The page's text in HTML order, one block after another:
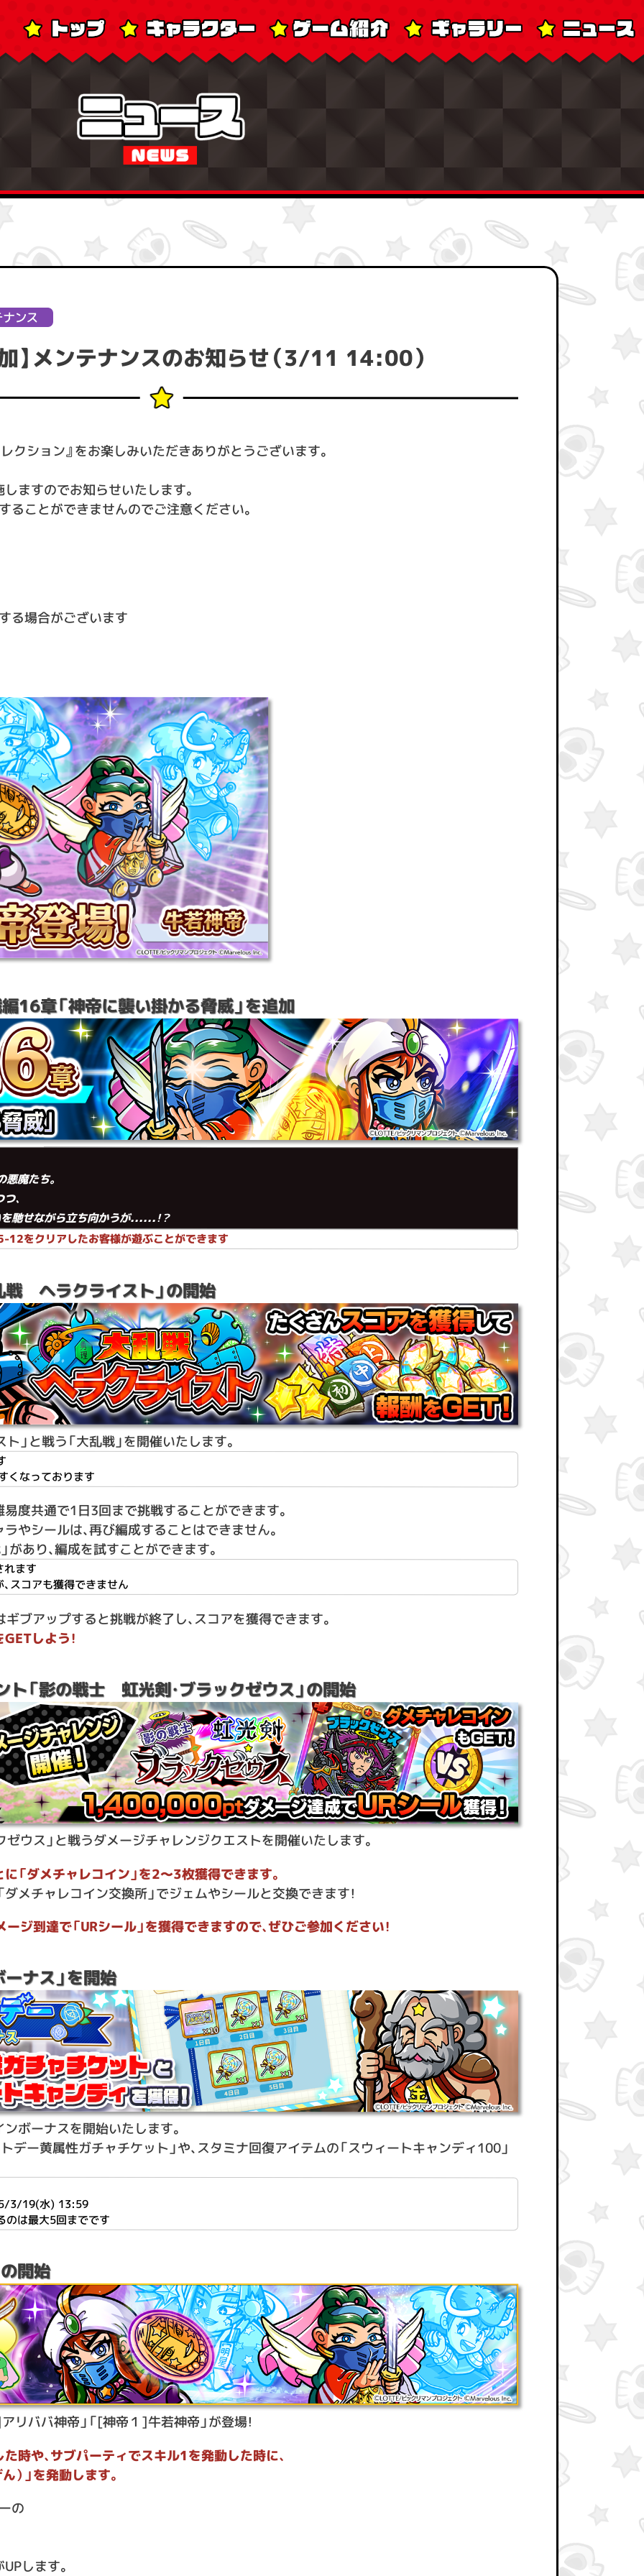
】メンテナンスのお知らせ（3/11 14:00）
クション』をお楽しみいただきありがとうございます。
ますのでお知らせいたします。
ことができませんのでご注意ください。
る場合がございます
16章「神帝に襲い掛かる脅威」を追加
魔たち。
、
馳せながら立ち向かうが......！？
12をクリアしたお客様が遊ぶことができます
戦 ヘラクライスト」の開始
と戦う「大乱戦」を開催いたします。
くなっております
度共通で1日3回まで挑戦することができます。
やシールは、再び編成することはできません。
があり、編成を試すことができます。
れます
スコアも獲得できません
ギブアップすると挑戦が終了し、スコアを獲得できます。
しよう！
「影の戦士 虹光剣・ブラックゼウス」の開始
ウス」と戦うダメージチャレンジクエストを開催いたします。
「ダメチャレコイン」を2〜3枚獲得できます。
ダメチャレコイン交換所」でジェムやシールと交換できます！
ジ到達で「URシール」を獲得できますので、ぜひご参加ください！
ナス」を開始
ボーナスを開始いたします。
デー黄属性ガチャチケット」や、スタミナ回復アイテムの「スウィートキャンディ100」
3/19(水) 13:59
のは最大5回までです
開始
リババ神帝」「[神帝１]牛若神帝」が登場！
時や、サブパーティでスキル1を発動した時に、
）」を発動します。
の
します。